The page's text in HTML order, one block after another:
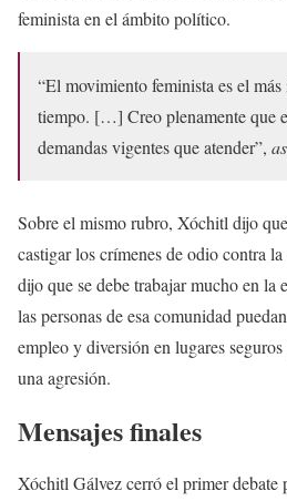
feminista en el ámbito político.
“El movimiento feminista es el
tiempo. […] Creo plenamente que
demandas vigentes que atender”,
Sobre el mismo rubro, Xóchitl dijo
castigar los crímenes de odio contra
dijo que se debe trabajar mucho en la
las personas de esa comunidad
empleo y diversión en lugares
una agresión.
Mensajes finales
Xóchitl Gálvez cerró el primer debate